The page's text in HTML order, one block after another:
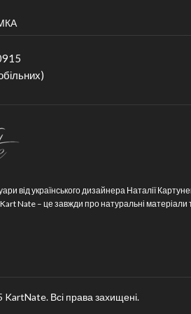
від українського дизайнера Наталії
Nate – це завжди про натуральні матеріали
Всі права захищені.